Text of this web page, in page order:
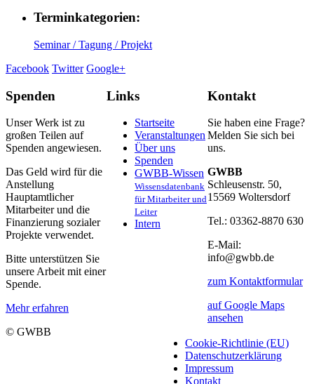
Terminkategorien:
Seminar / Tagung / Projekt
Facebook Twitter Google+
Spenden
Unser Werk ist zu
großen Teilen auf
Spenden angewiesen.
Das Geld wird für die
Anstellung
Hauptamtlicher
Mitarbeiter und die
Finanzierung sozialer
Projekte verwendet.
Bitte unterstützen Sie
unsere Arbeit mit einer
Spende.
Mehr erfahren
Links
Startseite
Veranstaltungen
Über uns
Spenden
GWBB-Wissen
Wissensdatenbank
für Mitarbeiter und
Leiter
Intern
Kontakt
Sie haben eine Frage?
Melden Sie sich bei
uns.
GWBB
Schleusenstr. 50,
15569 Woltersdorf
Tel.: 03362-8870 630
E-Mail:
info@gwbb.de
zum Kontaktformular
auf Google Maps
ansehen
© GWBB
Cookie-Richtlinie (EU)
Datenschutzerklärung
Impressum
Kontakt